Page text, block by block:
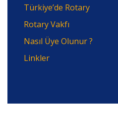
Türkiye’de Rotary
Rotary Vakfı
Nasıl Üye Olunur ?
Linkler